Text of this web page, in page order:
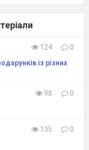
124
0
із різних
98
0
135
0